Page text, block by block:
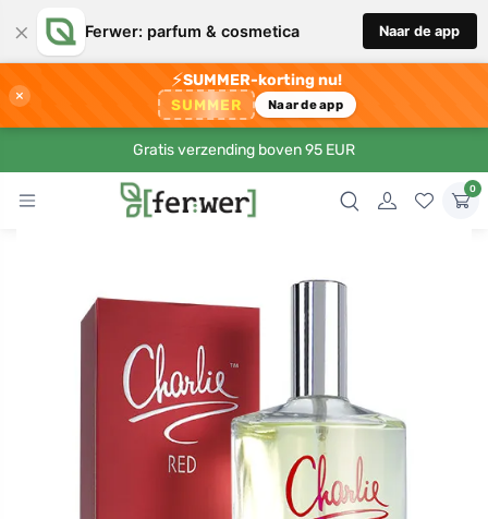
× Ferwer: parfum & cosmetica Naar de app
×
⚡SUMMER-korting nu!
SUMMER Naar de app
Gratis verzending boven 95 EUR
0